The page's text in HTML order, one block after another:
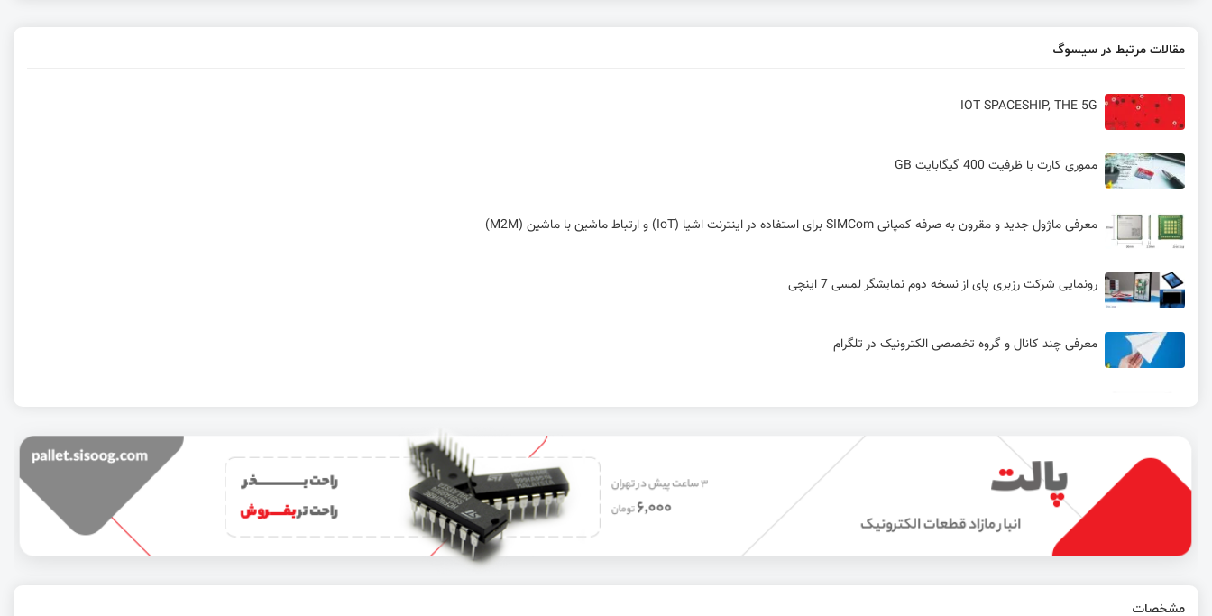
مقالات مرتبط در سیسوگ
IOT SPACESHIP, THE 5G
مموری کارت با ظرفیت 400 گیگابایت GB
معرفی ماژول جدید و مقرون به صرفه کمپانی SIMCom برای استفاده در اینترنت اشیا (IoT) و ارتباط ماشین با ماشین (M2M)
رونمایی شرکت رزبری پای از نسخه دوم نمایشگر لمسی 7 اینچی
معرفی چند کانال و گروه تخصصی الکترونیک در تلگرام
معرفی و بررسی بردهای آردوینو UNO R4
مشخصات